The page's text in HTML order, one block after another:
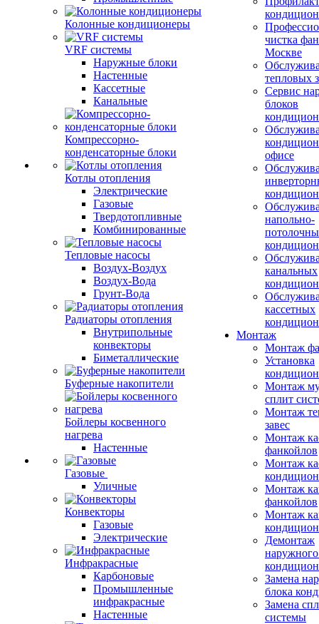
Колонные кондиционеры
VRF системы
Наружные блоки
Настенные
Кассетные
Канальные
Компрессорно-
конденсаторные блоки
Котлы отопления
Электрические
Газовые
Твердотопливные
Комбинированные
Тепловые насосы
Воздух-Воздух
Воздух-Вода
Грунт-Вода
Радиаторы отопления
Внутрипольные
конвекторы
Биметаллические
Буферные накопители
Бойлеры косвенного
нагрева
Настенные
Газовые
Уличные
Конвекторы
Газовые
Электрические
Инфракрасные
Карбоновые
Промышленные
инфракрасные
Настенные
чистка
Москве
тепловых
Сервис
блоков
офисе
напольно-
канальных
кассетных
Монтаж
Монтаж
Установка
Монтаж
сплит
Монтаж
завес
Монтаж
фанкойлов
Монтаж
Монтаж
фанкойлов
Монтаж
Демонтаж
Замена
блока
Замена
системы